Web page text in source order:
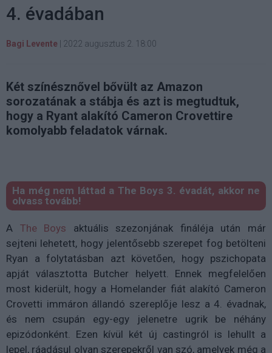
4. évadában
Bagi Levente 2022 augusztus 2. 18:00
Két színésznővel bővült az Amazon
sorozatának a stábja és azt is megtudtuk,
hogy a Ryant alakító Cameron Crovettire
komolyabb feladatok várnak.
Ha még nem láttad a The Boys 3. évadát, akkor ne
olvass tovább!
A The Boys aktuális szezonjának fináléja után már
sejteni lehetett, hogy jelentősebb szerepet fog betölteni
Ryan a folytatásban azt követően, hogy pszichopata
apját választotta Butcher helyett. Ennek megfelelően
most kiderült, hogy a Homelander fiát alakító Cameron
Crovetti immáron állandó szereplője lesz a 4. évadnak,
és nem csupán egy-egy jelenetre ugrik be néhány
epizódonként. Ezen kívül két új castingról is lehullt a
lepel, ráadásul olyan szerepekről van szó, amelyek még a